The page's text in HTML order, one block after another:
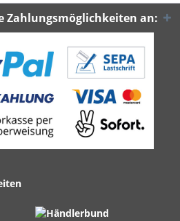
Zahlungsmöglichkeiten an: